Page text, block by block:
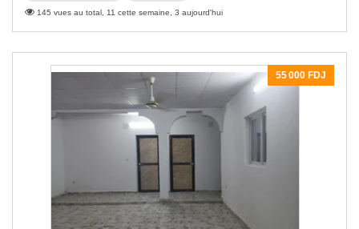
145 vues au total, 11 cette semaine, 3 aujourd'hui
55 000 FDJ